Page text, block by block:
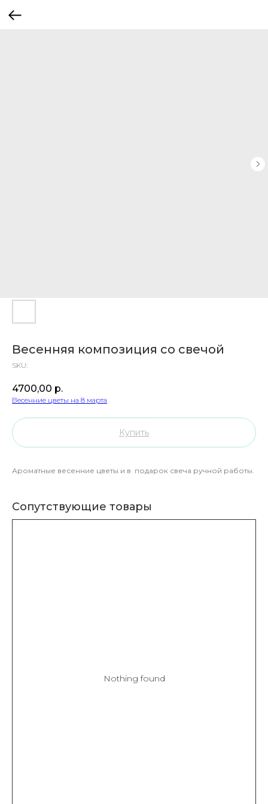
Весенняя композиция со свечой
SKU:
4700,00 р.
Весенние цветы на 8 марта
Купить
Ароматные весенние цветы и в подарок свеча ручной работы.
Сопутствующие товары
Nothing found